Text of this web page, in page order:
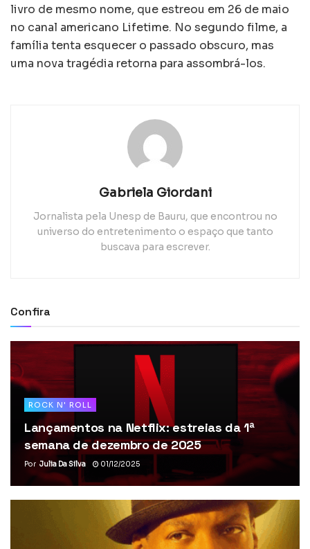
livro de mesmo nome, que estreou em 26 de maio
no canal americano Lifetime. No segundo filme, a
família tenta esquecer o passado obscuro, mas
uma nova tragédia retorna para assombrá-los.
Gabriela Giordani
Jornalista pela Unesp de Bauru, que encontrou no
universo do entretenimento o espaço que tanto
buscava para escrever.
Confira
ROCK N' ROLL
Lançamentos na Netflix: estreias da 1ª
semana de dezembro de 2025
Por Julia Da Silva 01/12/2025